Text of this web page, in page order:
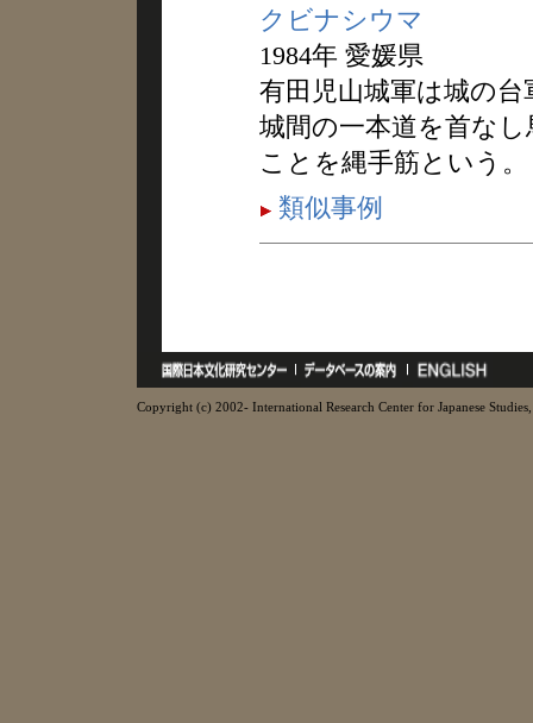
クビナシウマ
1984年 愛媛県
有田児山城軍は城の
城間の一本道を首な
ことを縄手筋という。
類似事例
Copyright (c) 2002- International Research Center for Japanese